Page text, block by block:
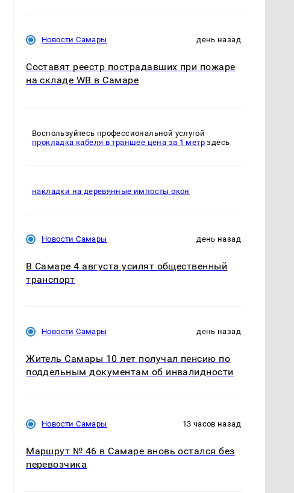
Новости Самары день назад
Составят реестр пострадавших при пожаре
на складе WB в Самаре
Воспользуйтесь профессиональной услугой
прокладка кабеля в траншее цена за 1 метр здесь
накладки на деревянные импосты окон
Новости Самары день назад
В Самаре 4 августа усилят общественный
транспорт
Новости Самары день назад
Житель Самары 10 лет получал пенсию по
поддельным документам об инвалидности
Новости Самары 13 часов назад
Маршрут № 46 в Самаре вновь остался без
перевозчика